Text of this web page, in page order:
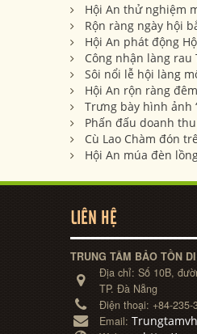
Hội An thử nghiệm
Rộn ràng ngày hội
Hội An phát động
Công nhận làng
Sôi nổi lễ hội làng
Hội An rộn ràng
Trưng bày hình ảnh
Phấn đấu doanh
Cù Lao Chàm đón
Hội An múa đèn
LIÊN HỆ
TRUNG TÂM BẢO TỒN
Địa chỉ: Số 10B,
TP. Đà Nẵng
Điện thoại: +84-235-
Email: